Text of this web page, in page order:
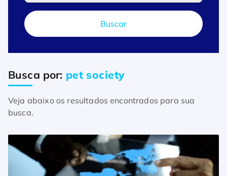
Buscar
Busca por: pet society
Veja abaixo os resultados encontrados para sua
busca.